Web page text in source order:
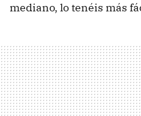
mediano, lo tenéis más